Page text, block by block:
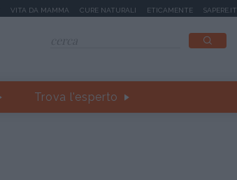
VITA DA MAMMA CURE NATURALI ETICAMENTE SAPERE.IT
Trova l'esperto